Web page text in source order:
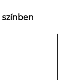
színben